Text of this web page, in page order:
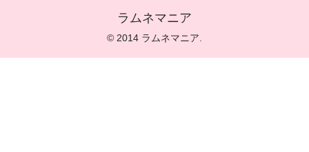
ラムネマニア
© 2014 ラムネマニア.